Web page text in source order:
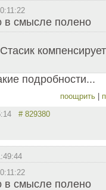
в смысле полено
компенсирует
подробности...
поощрить
# 829380
в смысле полено